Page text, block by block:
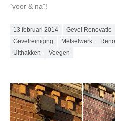
“voor & na”!
Posted on
13 februari 2014 Gevel Renovatie
Gevelreiniging
Metselwerk
Uithakken
Voegen